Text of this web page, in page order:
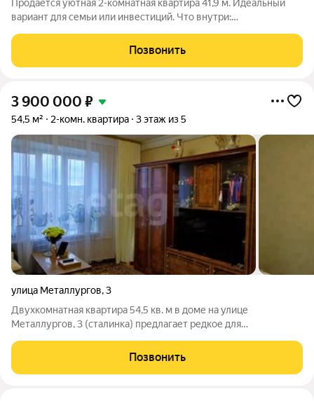
Продаётся уютная 2-комнатная квартира 41,9 м. Идеальный
вариант для семьи или инвестиций. Что внутри:
Школа №4, детский сад.
Позвонить
3 900 000 ₽
54,5 м² 2-комн. квартира 3 этаж из 5
улица Металлургов,3
Двухкомнатная квартира 54,5 кв. м в доме на улице
Металлургов, 3 (сталинка) предлагает редкое для
надежных конструкций и продуманной планировки. Дом 1959
года постройки с блочно-кирпичными стенами и
Позвонить